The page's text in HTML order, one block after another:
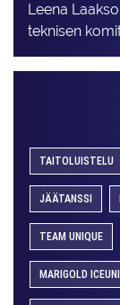
Leena
teknisen
TAITOLUISTELU
JÄÄTANSSI
TEAM UNIQUE
MARIGOLD